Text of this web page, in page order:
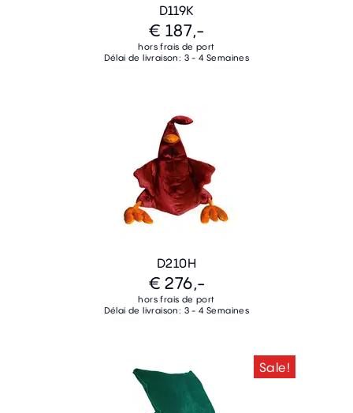
D119K
€ 187,-
hors frais de port
Délai de livraison: 3 - 4 Semaines
D210H
€ 276,-
hors frais de port
Délai de livraison: 3 - 4 Semaines
Sale!